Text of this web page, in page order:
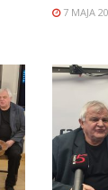
7 MAJA